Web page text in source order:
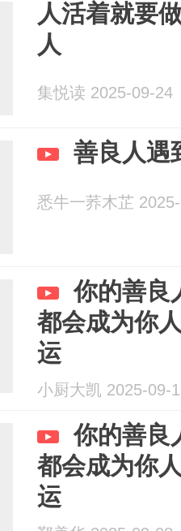
人活着就要
人
集悦读 2025-09-24
善良人遇
悉牛一荞木芷
你的善良
都会成为你
运
小厨大凯 2025-09-
你的善良
都会成为你
运